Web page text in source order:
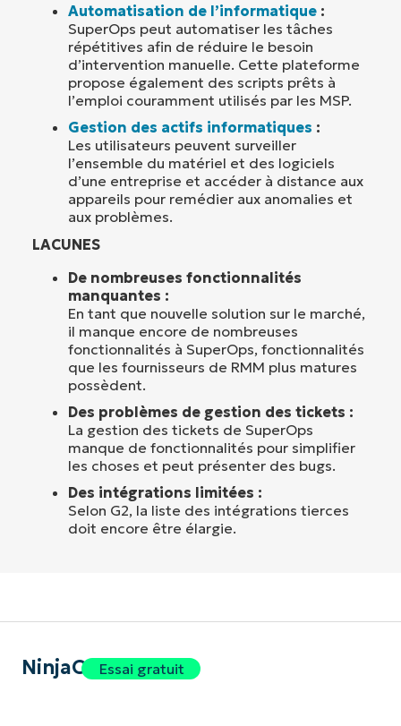
Automatisation de l’informatique :
SuperOps peut automatiser les tâches
répétitives afin de réduire le besoin
d’intervention manuelle. Cette plateforme
propose également des scripts prêts à
l’emploi couramment utilisés par les MSP.
Gestion des actifs informatiques :
Les utilisateurs peuvent surveiller
l’ensemble du matériel et des logiciels
d’une entreprise et accéder à distance aux
appareils pour remédier aux anomalies et
aux problèmes.
LACUNES
De nombreuses fonctionnalités
manquantes :
En tant que nouvelle solution sur le marché,
il manque encore de nombreuses
fonctionnalités à SuperOps, fonctionnalités
que les fournisseurs de RMM plus matures
possèdent.
Des problèmes de gestion des tickets :
La gestion des tickets de SuperOps
manque de fonctionnalités pour simplifier
les choses et peut présenter des bugs.
Des intégrations limitées :
Selon G2, la liste des intégrations tierces
doit encore être élargie.
NinjaOneEssai gratuit